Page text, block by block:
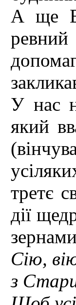
А ще
У нас
який
третє
дії
Сію,
з